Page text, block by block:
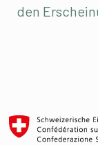
den